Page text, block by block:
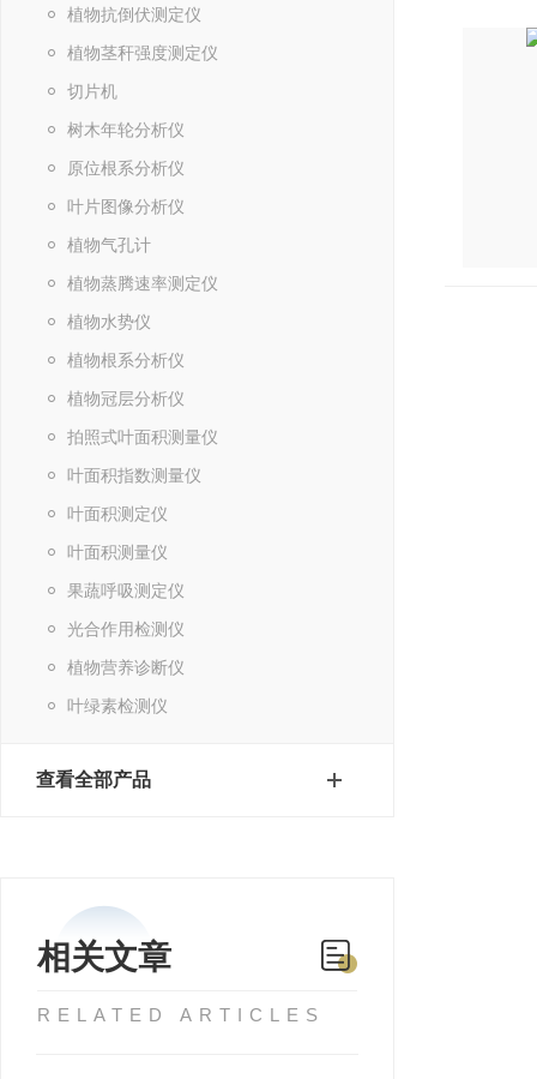
植物抗倒伏测定仪
植物茎秆强度测定仪
切片机
树木年轮分析仪
原位根系分析仪
叶片图像分析仪
植物气孔计
植物蒸腾速率测定仪
植物水势仪
植物根系分析仪
植物冠层分析仪
拍照式叶面积测量仪
叶面积指数测量仪
叶面积测定仪
叶面积测量仪
果蔬呼吸测定仪
光合作用检测仪
植物营养诊断仪
叶绿素检测仪
查看全部产品
相关文章
RELATED ARTICLES